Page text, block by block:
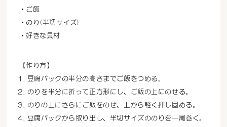
・ご飯
・のり(半切サイズ)
・好きな具材
【作り方】
豆腐パックの半分の高さまでご飯をつめる。
のりを半分に折って正方形にし、ご飯の上にのせる。
のりの上にさらにご飯をのせ、上から軽く押し固める。
豆腐パックから取り出し、半切サイズののりを一周巻く。